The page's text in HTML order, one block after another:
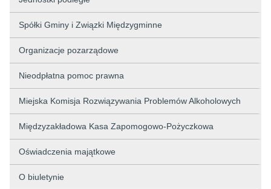
Spółki Gminy i Związki Międzygminne
Organizacje pozarządowe
Nieodpłatna pomoc prawna
Miejska Komisja Rozwiązywania Problemów Alkoholowych
Międzyzakładowa Kasa Zapomogowo-Pożyczkowa
Oświadczenia majątkowe
O biuletynie